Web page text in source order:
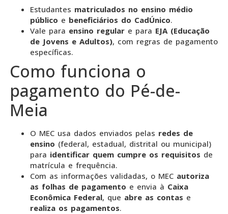
Estudantes matriculados no ensino médio
público e beneficiários do CadÚnico.
Vale para ensino regular e para EJA (Educação
de Jovens e Adultos), com regras de pagamento
específicas.
Como funciona o
pagamento do Pé-de-
Meia
O MEC usa dados enviados pelas redes de
ensino (federal, estadual, distrital ou municipal)
para identificar quem cumpre os requisitos de
matrícula e frequência.
Com as informações validadas, o MEC autoriza
as folhas de pagamento e envia à Caixa
Econômica Federal, que abre as contas e
realiza os pagamentos.